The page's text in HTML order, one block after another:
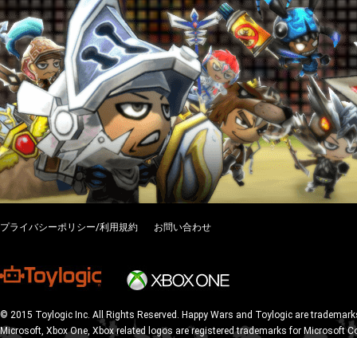
プライバシーポリシー/利用規約 お問い合わせ
© 2015 Toylogic Inc. All Rights Reserved. Happy Wars and Toylogic are
Microsoft, Xbox One, Xbox related logos are registered trademarks for Microsoft